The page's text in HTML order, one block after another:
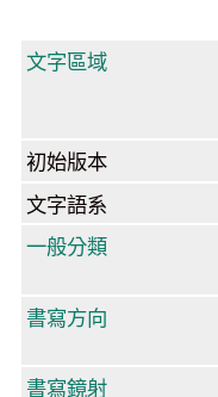
文字區域
初始版本
文字語系
一般分類
書寫方向
書寫鏡射